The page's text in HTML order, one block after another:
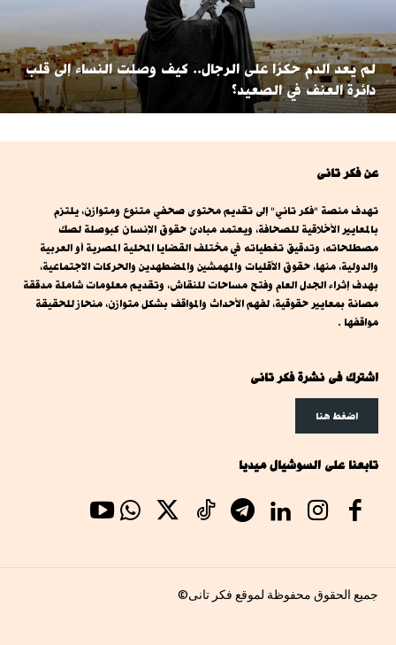
لم يعد الدم حكرًا على الرجال.. كيف وصلت النساء إلى قلب
دائرة العنف في الصعيد؟
عن فكر تانى
تهدف منصة "فكر تاني" إلى تقديم محتوى صحفي متنوع ومتوازن، يلتزم
بالمعايير الأخلاقية للصحافة، ويعتمد مبادئ حقوق الإنسان كبوصلة لصك
مصطلحاته، وتدقيق تغطياته في مختلف القضايا المحلية المصرية أو العربية
والدولية، منها، حقوق الأقليات والمهمشين والمضطهدين والحركات الاجتماعية،
بهدف إثراء الجدل العام وفتح مساحات للنقاش، وتقديم معلومات شاملة مدققة
مصانة بمعايير حقوقية، لفهم الأحداث والمواقف بشكل متوازن، منحاز للحقيقة
مواقفها .
اشترك فى نشرة فكر تانى
اضغط هنا
تابعنا على السوشيال ميديا
جميع الحقوق محفوظة لموقع فكر تانى©